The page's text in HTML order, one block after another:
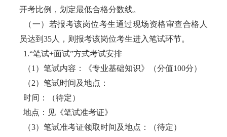
开考比例，划定最低合格分数线。
（一）若报考该岗位考生通过现场资格审查合格人
员达到35人，则报考该岗位考生进入笔试环节。
1.“笔试+面试”方式考试安排
（1）笔试内容：《专业基础知识》（分值100分）
（2）笔试时间及地点：
时间：（待定）
地点：见《笔试准考证》
（3）笔试准考证领取时间及地点：（待定）